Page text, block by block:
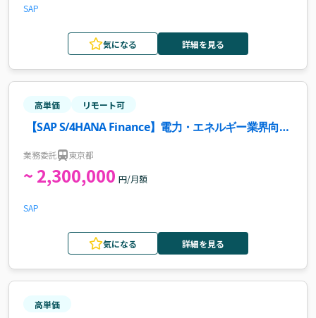
SAP
気になる 詳細を見る
高単価 リモート可
【SAP S/4HANA Finance】電力・エネルギー業界向け
業務委託 東京都
~ 2,300,000 円/月額
SAP
気になる 詳細を見る
高単価